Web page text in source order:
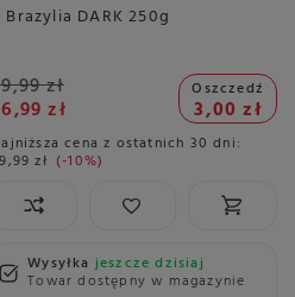
DARK 250g
zł
zł
Oszczedź
3,00 zł
cena z ostatnich 30 dni:
zł -10%
Wysyłkajeszcze dzisiaj
Towar dostępny w magazynie